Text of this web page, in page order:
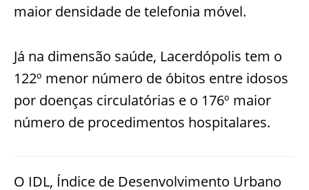
maior densidade de telefonia móvel.
Já na dimensão saúde, Lacerdópolis tem o
122º menor número de óbitos entre idosos
por doenças circulatórias e o 176º maior
número de procedimentos hospitalares.
O IDL, Índice de Desenvolvimento Urbano